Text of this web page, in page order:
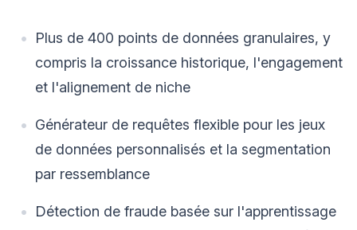
Plus de 400 points de données granulaires, y
compris la croissance historique, l'engagement
et l'alignement de niche
Générateur de requêtes flexible pour les jeux
de données personnalisés et la segmentation
par ressemblance
Détection de fraude basée sur l'apprentissage